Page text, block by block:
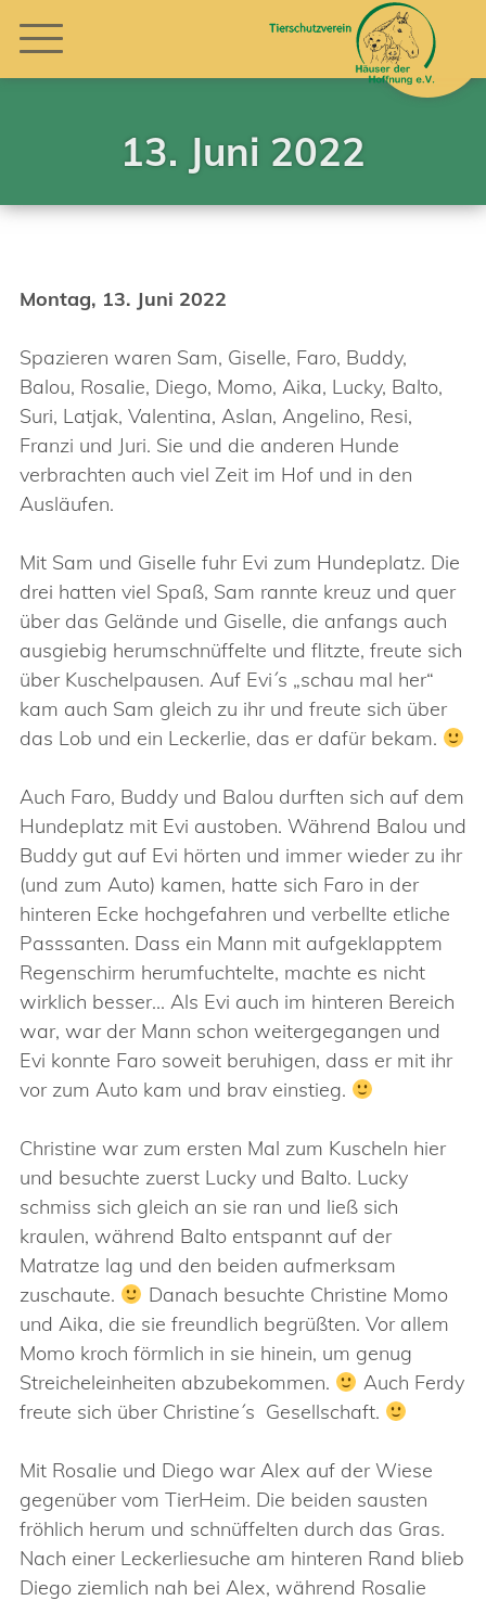
13. Juni 2022
Montag, 13. Juni 2022
Spazieren waren Sam, Giselle, Faro, Buddy,
Balou, Rosalie, Diego, Momo, Aika, Lucky, Balto,
Suri, Latjak, Valentina, Aslan, Angelino, Resi,
Franzi und Juri. Sie und die anderen Hunde
verbrachten auch viel Zeit im Hof und in den
Ausläufen.
Mit Sam und Giselle fuhr Evi zum Hundeplatz. Die
drei hatten viel Spaß, Sam rannte kreuz und quer
über das Gelände und Giselle, die anfangs auch
ausgiebig herumschnüffelte und flitzte, freute sich
über Kuschelpausen. Auf Evi´s „schau mal her“
kam auch Sam gleich zu ihr und freute sich über
das Lob und ein Leckerlie, das er dafür bekam.
Auch Faro, Buddy und Balou durften sich auf dem
Hundeplatz mit Evi austoben. Während Balou und
Buddy gut auf Evi hörten und immer wieder zu ihr
(und zum Auto) kamen, hatte sich Faro in der
hinteren Ecke hochgefahren und verbellte etliche
Passsanten. Dass ein Mann mit aufgeklapptem
Regenschirm herumfuchtelte, machte es nicht
wirklich besser… Als Evi auch im hinteren Bereich
war, war der Mann schon weitergegangen und
Evi konnte Faro soweit beruhigen, dass er mit ihr
vor zum Auto kam und brav einstieg.
Christine war zum ersten Mal zum Kuscheln hier
und besuchte zuerst Lucky und Balto. Lucky
schmiss sich gleich an sie ran und ließ sich
kraulen, während Balto entspannt auf der
Matratze lag und den beiden aufmerksam
zuschaute.
Danach besuchte Christine Momo
und Aika, die sie freundlich begrüßten. Vor allem
Momo kroch förmlich in sie hinein, um genug
Streicheleinheiten abzubekommen.
Auch Ferdy
freute sich über Christine´s Gesellschaft.
Mit Rosalie und Diego war Alex auf der Wiese
gegenüber vom TierHeim. Die beiden sausten
fröhlich herum und schnüffelten durch das Gras.
Nach einer Leckerliesuche am hinteren Rand blieb
Diego ziemlich nah bei Alex, während Rosalie